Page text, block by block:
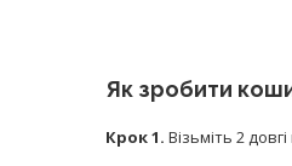
Як зробити
Крок 1. Візьміть 2